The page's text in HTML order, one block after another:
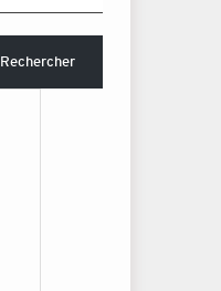
Rechercher